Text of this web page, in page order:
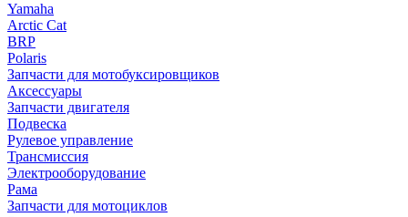
Yamaha
Arctic Cat
BRP
Polaris
Запчасти для мотобуксировщиков
Аксессуары
Запчасти двигателя
Подвеска
Рулевое управление
Трансмиссия
Электрооборудование
Рама
Запчасти для мотоциклов